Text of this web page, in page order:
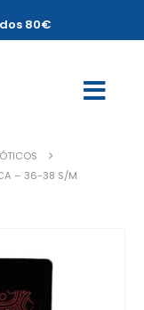
80€
– 36-38 S/M